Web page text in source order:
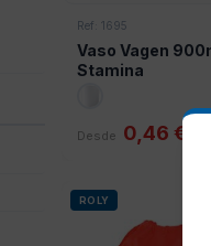
Ref: 1695
Vaso Vagen
Stamina
Desde 0,46 €
ROLY